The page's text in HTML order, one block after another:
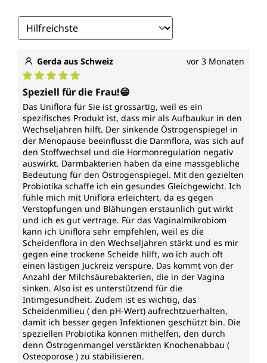
Biotin (Vitamin B7)
normalen Energiestoffwechsel
normalen Funktion des Nervensystems
normalen Stoffwechsel von
Makronährstoffen
normalen psychischen Funktion
Erhaltung normaler Haare, Schleimhäute,
Haut
*Durch die Europäische Behörde für
Lebensmittelsicherheit zugelassene
gesundheitsbezogene Angaben.
Jede Dose „Uniflora für Sie" von Unimedica enthält
60 Kapseln. Das entspricht einem 2-Monatsvorrat.
Vegan und ohne folgende Zusatzstoffe
Vegane Kapselhülle aus reiner pflanzlicher Cellulose
(HPMC), frei von Carrageen und PEG.
„Uniflora für Sie" von Unimedica ist, entsprechend
gesetzlichen Vorgaben, frei von
Gerda aus Schweiz vor 3 Monaten
Durchschnittliche Bewertung von 5 von 5 Sternen
Speziell für die Frau!😁
Das Uniflora für Sie ist grossartig, weil es ein
spezifisches Produkt ist, dass mir als Aufbaukur in den
Wechseljahren hilft. Der sinkende Östrogenspiegel in
der Menopause beeinflusst die Darmflora, was sich auf
den Stoffwechsel und die Hormonregulation negativ
auswirkt. Darmbakterien haben da eine massgebliche
Bedeutung für den Östrogenspiegel. Mit den gezielten
Probiotika schaffe ich ein gesundes Gleichgewicht. Ich
fühle mich mit Uniflora erleichtert, da es gegen
Verstopfungen und Blähungen erstaunlich gut wirkt
und ich es gut vertrage. Für das Vaginalmikrobiom
kann ich Uniflora sehr empfehlen, weil es die
Scheidenflora in den Wechseljahren stärkt und es mir
gegen eine trockene Scheide hilft, wo ich auch oft
einen lästigen Juckreiz verspüre. Das kommt von der
Anzahl der Milchsäurebakterien, die in der Vagina
sinken. Also ist es unterstützend für die
Intimgesundheit. Zudem ist es wichtig, das
Scheidenmilieu ( den pH-Wert) aufrechtzuerhalten,
damit ich besser gegen Infektionen geschützt bin. Die
speziellen Probiotika können mithelfen, den durch
denn Östrogenmangel verstärkten Knochenabbau (
Osteoporose ) zu stabilisieren.